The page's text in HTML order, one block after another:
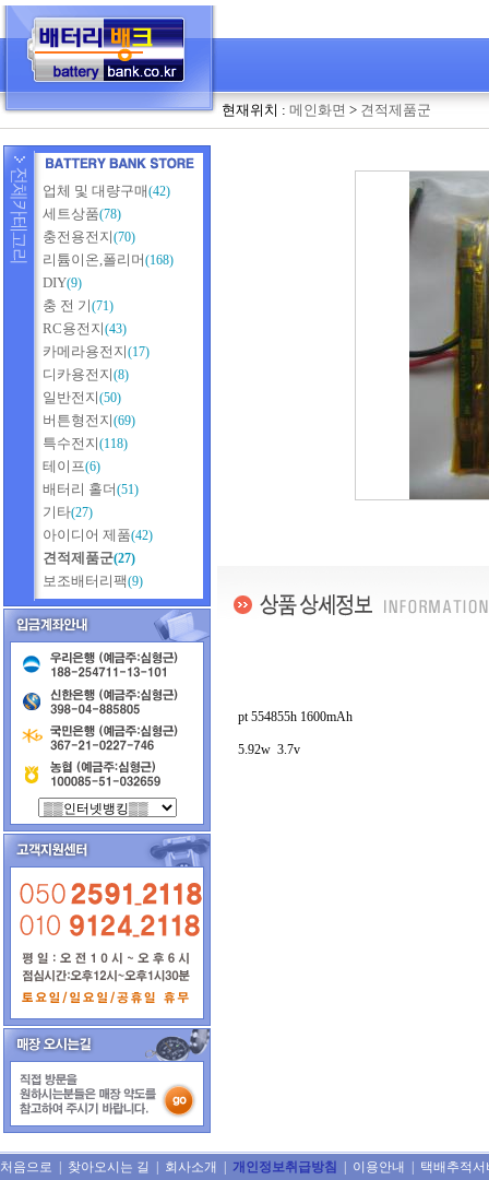
현재위치 : 메인화면 > 견적제품군
업체 및 대량구매(42)
세트상품(78)
충전용전지(70)
리튬이온,폴리머(168)
DIY(9)
충 전 기(71)
RC용전지(43)
카메라용전지(17)
디카용전지(8)
일반전지(50)
버튼형전지(69)
특수전지(118)
테이프(6)
배터리 홀더(51)
기타(27)
아이디어 제품(42)
견적제품군(27)
보조배터리팩(9)
pt 554855h 1600mAh
5.92w 3.7v
처음으로 찾아오시는 길 회사소개 개인정보취급방침 이용안내 택배추적서